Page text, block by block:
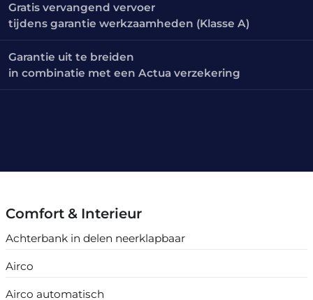
Gratis vervangend vervoer
tijdens garantie werkzaamheden (Klasse A)
Garantie uit te breiden
in combinatie met een Actua verzekering
Comfort & Interieur
Achterbank in delen neerklapbaar
Airco
Airco automatisch